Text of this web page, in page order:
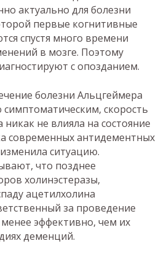
актуально для болезни
первые когнитивные
спустя много времени
в мозге. Поэтому
с опозданием.
болезни Альцгеймера
скорость
не влияла на состояние
современных антидементных
ситуацию.
что позднее
холинэстеразы,
ацетилхолина
за проведение
эффективно, чем их
деменций.